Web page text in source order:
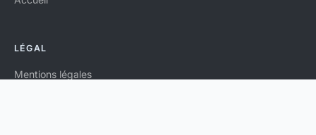
LÉGAL
Mentions légales